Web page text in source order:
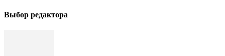
Выбор редактора